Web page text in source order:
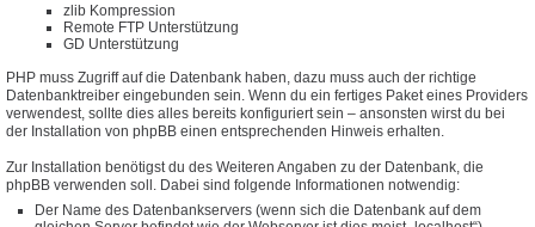
zlib Kompression
Remote FTP Unterstützung
GD Unterstützung
PHP muss Zugriff auf die Datenbank haben, dazu muss auch der richtige
Datenbanktreiber eingebunden sein. Wenn du ein fertiges Paket eines Providers
verwendest, sollte dies alles bereits konfiguriert sein – ansonsten wirst du bei
der Installation von phpBB einen entsprechenden Hinweis erhalten.
Zur Installation benötigst du des Weiteren Angaben zu der Datenbank, die
phpBB verwenden soll. Dabei sind folgende Informationen notwendig:
Der Name des Datenbankservers (wenn sich die Datenbank auf dem